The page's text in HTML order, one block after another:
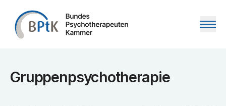
Zum Inhalt springen
Gruppenpsychotherapie